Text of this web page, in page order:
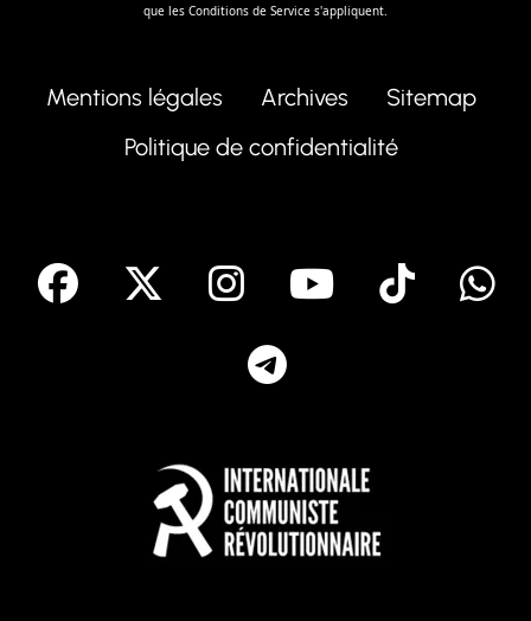
que les Conditions de Service s'appliquent.
Mentions légales Archives
Sitemap
Politique de confidentialité
facebook Instagram
Youtube
Tik